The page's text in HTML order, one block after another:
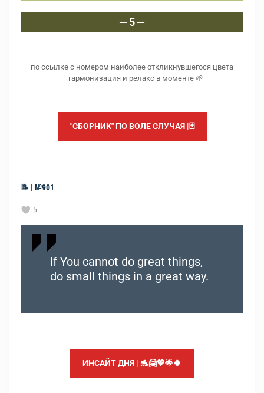
— 5 —
по ссылке с номером наиболее откликнувшегося цвета
— гармонизация и релакс в моменте 🌱
"СБОРНИК" ПО ВОЛЕ СЛУЧАЯ |🃏
📝 | №901
5
If You cannot do great things,
do small things in a great way.
ИНСАЙТ ДНЯ | 🐬🤗💖🌟🍀